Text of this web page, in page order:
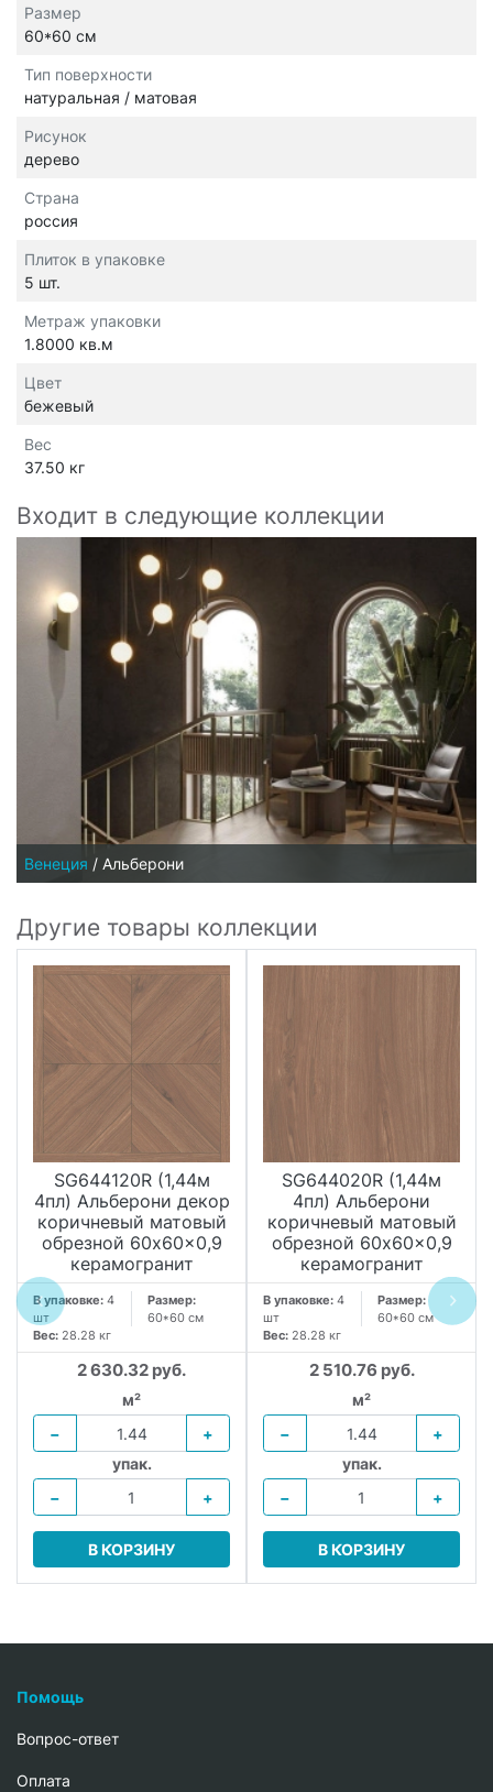
Размер
60*60 см
Тип поверхности
натуральная / матовая
Рисунок
дерево
Страна
россия
Плиток в упаковке
5 шт.
Метраж упаковки
1.8000 кв.м
Цвет
бежевый
Вес
37.50 кг
Входит в следующие коллекции
Венеция / Альберони
Другие товары коллекции
SG644120R (1,44м
4пл) Альберони декор
коричневый матовый
обрезной 60x60x0,9
керамогранит
В упаковке: 4
шт
Размер:
60*60 см
Вес: 28.28 кг
2 630.32 руб.
м²
−
+
упак.
−
+
В КОРЗИНУ
SG644020R (1,44м
4пл) Альберони
коричневый матовый
обрезной 60x60x0,9
керамогранит
В упаковке: 4
шт
Размер:
60*60 см
Вес: 28.28 кг
2 510.76 руб.
м²
−
+
упак.
−
+
В КОРЗИНУ
Помощь
Вопрос-ответ
Oплата